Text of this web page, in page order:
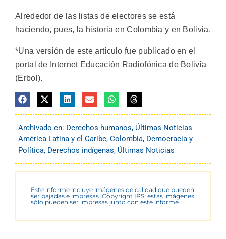
Alrededor de las listas de electores se está
haciendo, pues, la historia en Colombia y en Bolivia.
*Una versión de este artículo fue publicado en el
portal de Internet Educación Radiofónica de Bolivia
(Erbol).
Archivado en: Derechos humanos, Últimas Noticias
América Latina y el Caribe, Colombia, Democracia y
Política, Derechos indígenas, Últimas Noticias
Este informe incluye imágenes de calidad que pueden
ser bajadas e impresas. Copyright IPS, estas imágenes
sólo pueden ser impresas junto con este informe